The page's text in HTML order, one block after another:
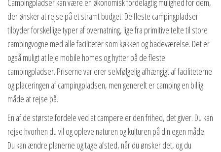
Campingpladser kan være en økonomisk fordelagtig mulighed for dem,
der ønsker at rejse på et stramt budget. De fleste campingpladser
tilbyder forskellige typer af overnatning, lige fra primitive telte til store
campingvogne med alle faciliteter som køkken og badeværelse. Det er
også muligt at leje mobile homes og hytter på de fleste
campingpladser. Priserne varierer selvfølgelig afhængigt af faciliteterne
og placeringen af campingpladsen, men generelt er camping en billig
måde at rejse på.
En af de største fordele ved at campere er den frihed, det giver. Du kan
rejse hvorhen du vil og opleve naturen og kulturen på din egen måde.
Du kan ændre planerne og tage afsted, når du ønsker det, og du